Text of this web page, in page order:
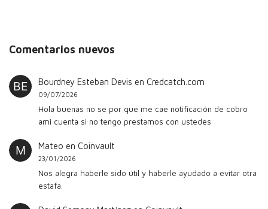
Comentarios nuevos
Bourdney Esteban Devis en Credcatch.com
09/07/2026
Hola buenas no se por que me cae notificación de cobro
ami cuenta si no tengo prestamos con ustedes
Mateo en Coinvault
23/01/2026
Nos alegra haberle sido útil y haberle ayudado a evitar otra
estafa.